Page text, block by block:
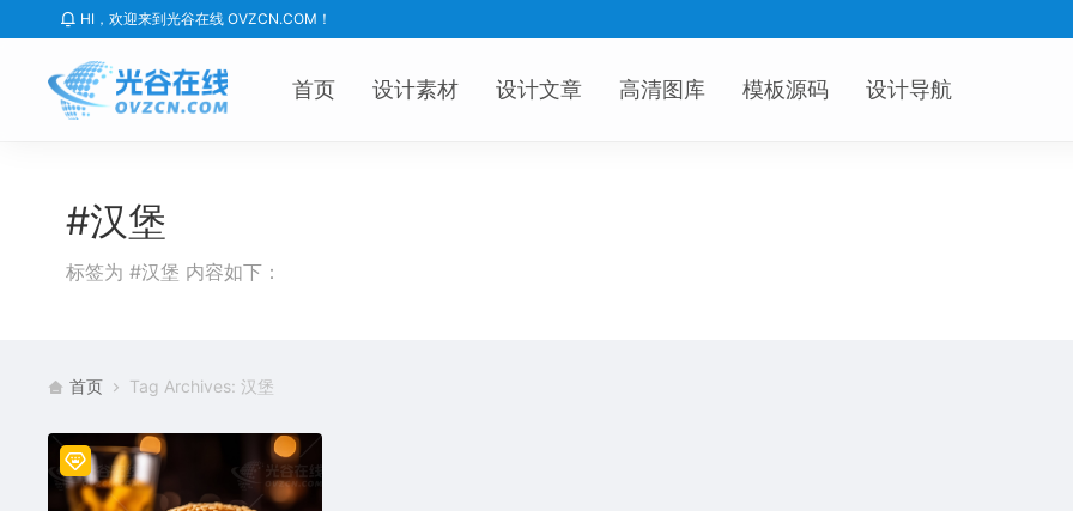
HI，欢迎来到光谷在线 OVZCN.COM！
首页 设计素材 设计文章 高清图库 模板源码 设计导航
#汉堡
标签为 #汉堡 内容如下：
首页 Tag Archives: 汉堡